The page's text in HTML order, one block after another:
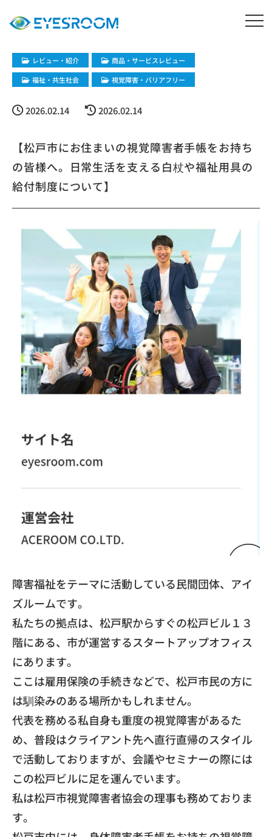
レビュー・紹介
商品・サービスレビュー
福祉・共生社会
視覚障害・バリアフリー
2026.02.14 2026.02.14
【松戸市にお住まいの視覚障害者手帳をお持ち
の皆様へ。日常生活を支える白杖や福祉用具の
給付制度について】
障害福祉をテーマに活動している民間団体、アイ
ズルームです。
私たちの拠点は、松戸駅からすぐの松戸ビル１３
階にある、 市が運営するスタートアップオフィス
にあります。
ここは雇用保険の手続きなどで、 松戸市民の方に
は馴染みのある場所かもしれません。
代表を務める私自身も重度の視覚障害があるた
め、 普段はクライアント先へ直行直帰のスタイル
で活動しておりますが、 会議やセミナーの際には
この松戸ビルに足を運んでいます。
​私は松戸市視覚障害者協会の理事も務めておりま
す。